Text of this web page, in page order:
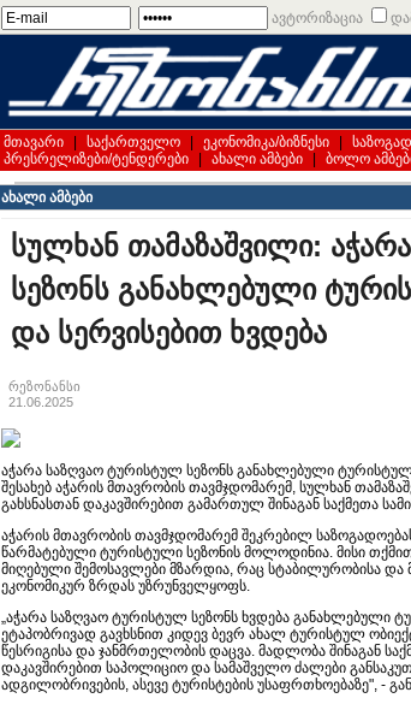
ავტორიზაცია
მთავარი საქართველო ეკონომიკა/ბიზნესი
პრესრელიზები/ტენდერები
ახალი ამბები ბოლო
ახალი ამბები
სულხან თამაზაშვილი:
სეზონს განახლებული
და სერვისებით ხვდება
რეზონანსი
21.06.2025
აჭარა საზღვაო ტურისტულ სეზონს განახლებული
შესახებ აჭარის მთავრობის თავმჯდომარემ, სულხან
გახსნასთან დაკავშირებით გამართულ შინაგან საქმეთა
აჭარის მთავრობის თავმჯდომარემ შეკრებილ
წარმატებული ტურისტული სეზონის მოლოდინია. მისი
მიღებული შემოსავლები მზარდია, რაც სტაბილურობისა და
ეკონომიკურ ზრდას უზრუნველყოფს.
„აჭარა საზღვაო ტურისტულ სეზონს ხვდება განახლებული
ეტაპობრივად გავხსნით კიდევ ბევრ ახალ ტურისტულ
წესრიგისა და ჯანმრთელობის დაცვა. მადლობა შინაგან
დაკავშირებით საპოლიციო და სამაშველო ძალები
ადგილობრივების, ასევე ტურისტების უსაფრთხოებაზე", -